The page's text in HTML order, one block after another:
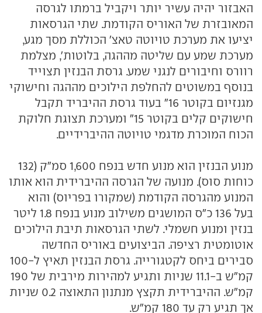
האבזור יהיה עשיר יותר ויקביל ברמתו לגרסה
המאובזרת של האוריס הקודמת. שתי הגרסאות
יציעו את מערכת טויוטה טאצ' הכוללת מסך מגע,
מערכת שמע עם שליטה מההגה, בלוטות', מצלמת
רוורס וחיבורים לנגני שמע. גרסת הבנזין תצוייד
בנוסף במשוטים להחלפת הילוכים מההגה וחישוקי
מגנזיום בקוטר 16" בעוד גרסת ההיבריד תקבל
חישוקים קלים בקוטר 15" ומערכת תצוגת חלוקת
הכוח המוכרת מדגמי טויוטה ההיברידיים.
מנוע הבנזין הוא מנוע חדש בנפח 1,600 סמ"ק (132
כוחות סוס). מנועה של הגרסה ההיברידית הוא אותו
המנוע מהגרסה הקודמת (שמקורו בפריוס) והוא
בעל 136 כ"ס המושגים משילוב מנוע בנפח 1.8 ליטר
בנזין ומנוע חשמלי. לשתי הגרסאות תיבת הילוכים
אוטומטית רציפה. הביצועים באוריס החדשה
סבירים ביחס לקטגורייה. גרסת הבנזין תאיץ ל-100
קמ"ש ב-11.1 שניות ותגיע למהירות מירבית של 190
קמ"ש. ההיברידית תקצץ מנתנון התאוצה 0.2 שניות
אך תגיע רק עד 180 קמ"ש.